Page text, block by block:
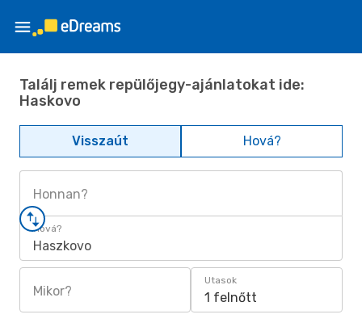
Találj remek repülőjegy-ajánlatokat ide:
Haskovo
Visszaút Hová?
Honnan?
Hová?
Haszkovo
Mikor?
Utasok
1 felnőtt